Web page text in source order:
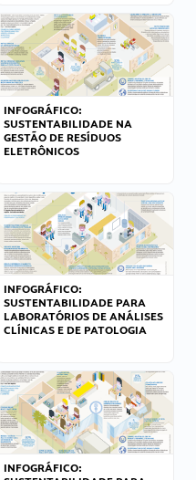
INFOGRÁFICO:
SUSTENTABILIDADE NA
GESTÃO DE RESÍDUOS
ELETRÔNICOS
INFOGRÁFICO:
SUSTENTABILIDADE PARA
LABORATÓRIOS DE ANÁLISES
CLÍNICAS E DE PATOLOGIA
INFOGRÁFICO: